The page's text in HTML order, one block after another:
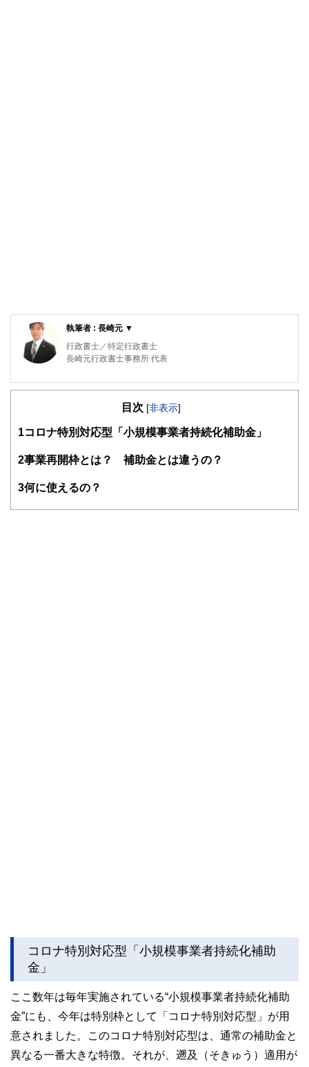
執筆者 : 長崎元 ▼
行政書士／特定行政書士
長崎元行政書士事務所 代表
学校を卒業後、IT企業に就職。約15年勤めた後、行政書士と
で、お客様にストレスのかからないサービスを提供してい
https://www.office-hnagasaki.com/
目次 [非表示]
1コロナ特別対応型「小規模事業者持続化補助金」
2事業再開枠とは？ 補助金とは違うの？
3何に使えるの？
コロナ特別対応型「小規模事業者持続化補助
金」
ここ数年は毎年実施されている“小規模事業者持続化補助
金”にも、今年は特別枠として「コロナ特別対応型」が用
意されました。このコロナ特別対応型は、通常の補助金と
異なる一番大きな特徴。それが、遡及（そきゅう）適用が